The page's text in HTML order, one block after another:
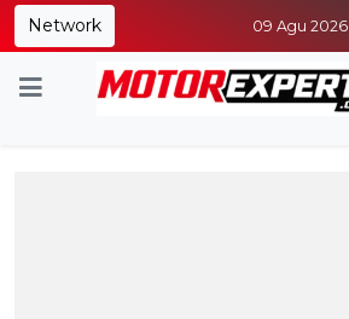
Network 09 Agu 2026